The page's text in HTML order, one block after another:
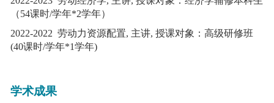
（54课时/学年*2学年）
2022-2022 劳动力资源配置, 主讲, 授课对象：高级研修班
(40课时/学年*1学年)
学术成果